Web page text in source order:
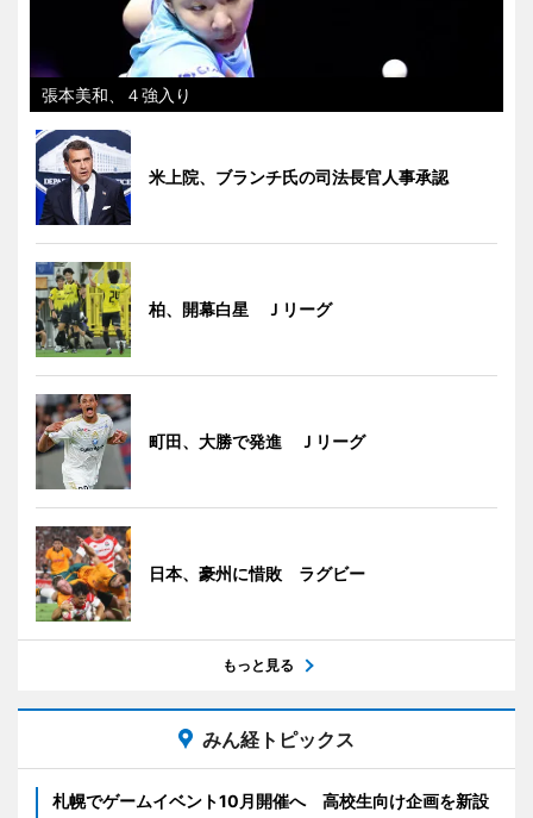
張本美和、４強入り
米上院、ブランチ氏の司法長官人事承認
柏、開幕白星 Ｊリーグ
町田、大勝で発進 Ｊリーグ
日本、豪州に惜敗 ラグビー
もっと見る
みん経トピックス
札幌でゲームイベント10月開催へ 高校生向け企画を新設